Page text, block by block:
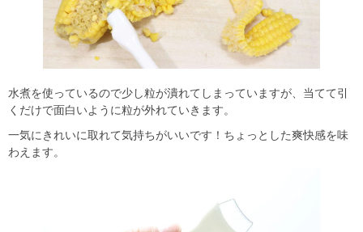
水煮を使っているので少し粒が潰れてしまっていますが、当てて引
くだけで面白いように粒が外れていきます。
一気にきれいに取れて気持ちがいいです！ちょっとした爽快感を味
わえます。